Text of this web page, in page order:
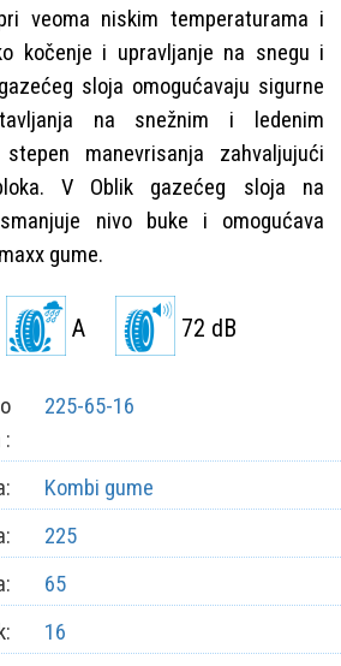
veoma niskim temperaturama i
kočenje i upravljanje na snegu i
sloja omogućavaju sigurne
na snežnim i ledenim
manevrisanja zahvaljujući
V Oblik gazećeg sloja na
nivo buke i omogućava
gume.
A 72 dB
225-65-16
Kombi gume
225
65
16